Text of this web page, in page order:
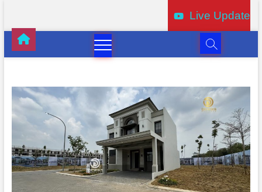
Live Update